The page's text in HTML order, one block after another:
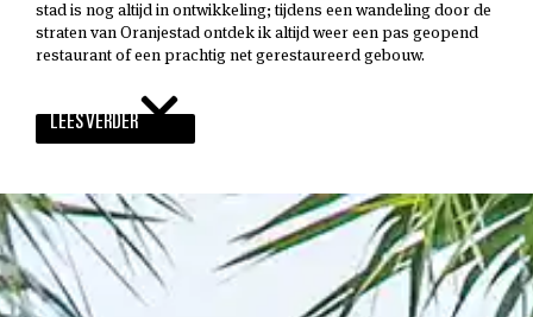
stad is nog altijd in ontwikkeling; tijdens een wandeling door de
straten van Oranjestad ontdek ik altijd weer een pas geopend
restaurant of een prachtig net gerestaureerd gebouw.
LEES VERDER